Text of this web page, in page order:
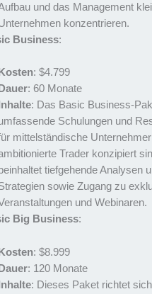
und das Management
konzentrieren.
Business:
Kosten: $4.799
Dauer: 60 Monate
Inhalte: Das Basic Business-
Schulungen und
mittelständische Unternehmer
Trader konzipiert
beinhaltet tiefgehende Analysen
sowie Zugang zu
und Webinaren.
Big Business:
Kosten: $8.999
Dauer: 120 Monate
Inhalte: Dieses Paket richtet